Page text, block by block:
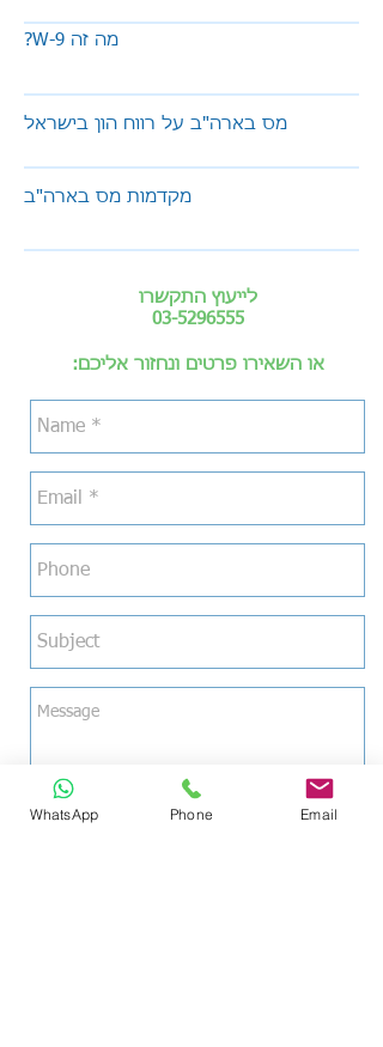
?W-9 מה זה
מס בארה"ב על רווח הון בישראל
מקדמות מס בארה"ב
לייעוץ התקשרו
03-5296555
או השאירו פרטים ונחזור אליכם:
WhatsApp Phone Email